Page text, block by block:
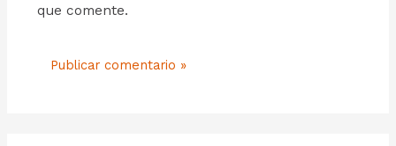
que comente.